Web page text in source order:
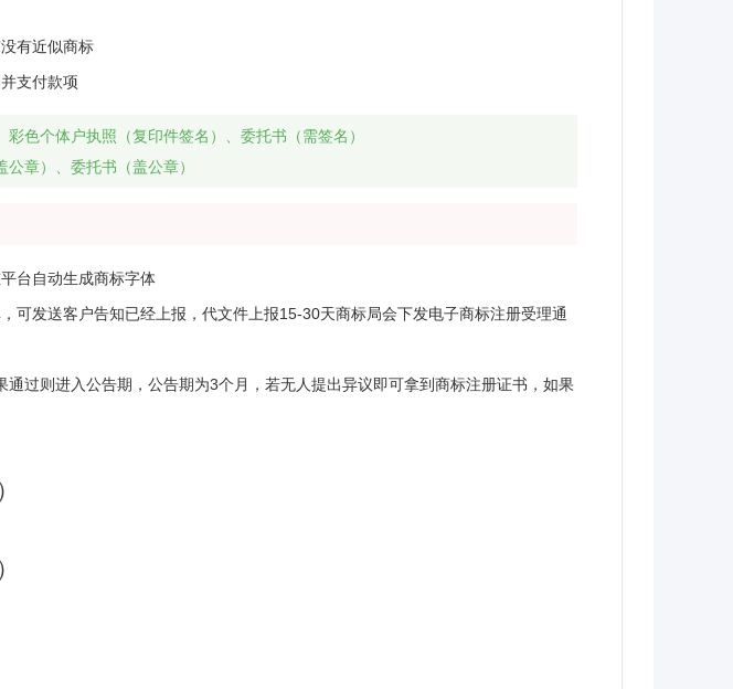
有近似商标
支付款项
彩色个体户执照（复印件签名）、委托书（需签名）
公章）、委托书（盖公章）
台自动生成商标字体
可发送客户告知已经上报，代文件上报15-30天商标局会下发电子商标注册受理通
过则进入公告期，公告期为3个月，若无人提出异议即可拿到商标注册证书，如果